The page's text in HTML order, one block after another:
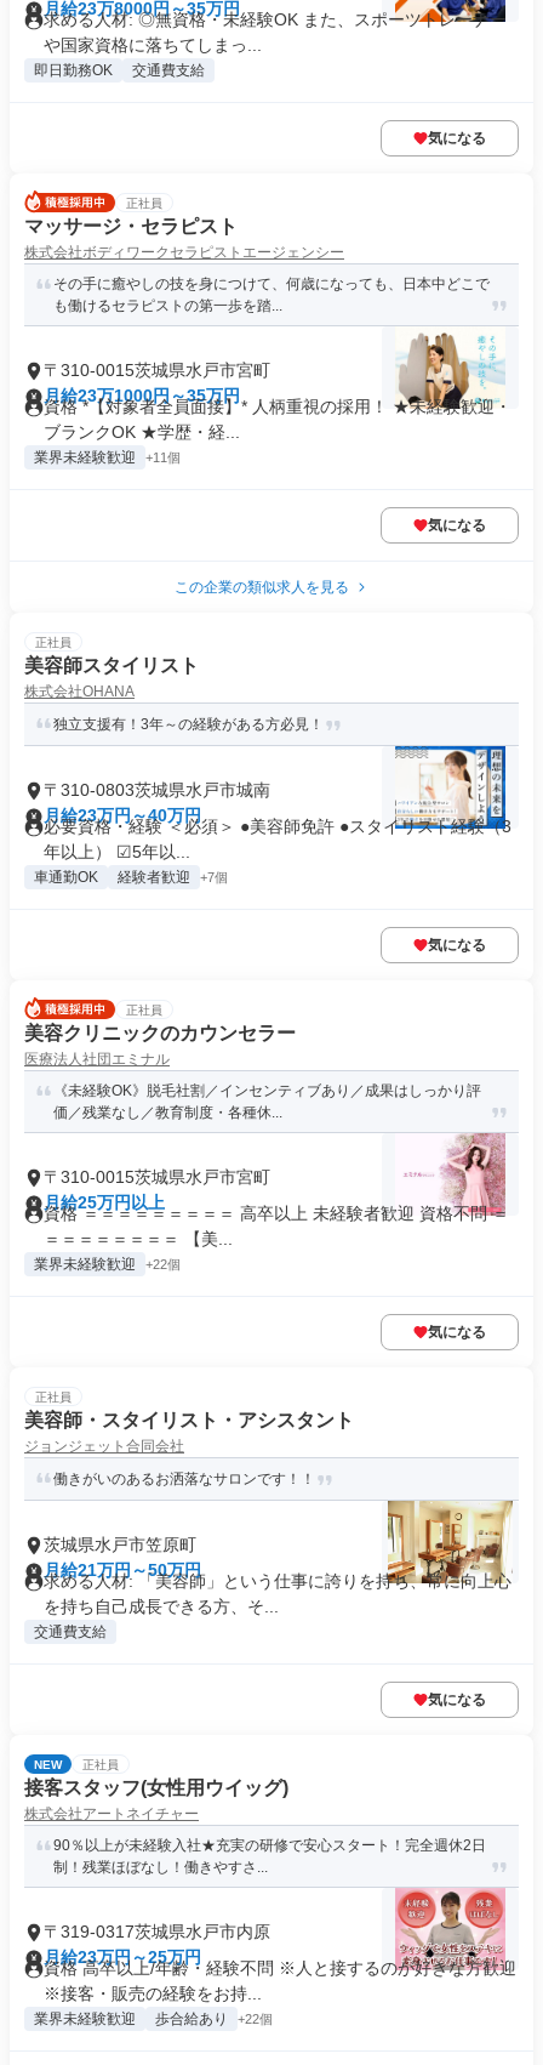
月給23万8000円～35万円
求める人材: ◎無資格・未経験OK また、スポーツトレーナー
や国家資格に落ちてしまっ...
即日勤務OK 交通費支給
気になる
正社員
マッサージ・セラピスト
株式会社ボディワークセラピストエージェンシー
その手に癒やしの技を身につけて、何歳になっても、日本中どこで
も働けるセラピストの第一歩を踏...
〒310-0015茨城県水戸市宮町
月給23万1000円～35万円
資格 *【対象者全員面接】* 人柄重視の採用！ ★未経験歓迎・
ブランクOK ★学歴・経...
業界未経験歓迎 +11個
気になる
この企業の類似求人を見る
正社員
美容師スタイリスト
株式会社OHANA
独立支援有！3年～の経験がある方必見！
〒310-0803茨城県水戸市城南
月給23万円～40万円
必要資格・経験 ＜必須＞ ●美容師免許 ●スタイリスト経験（3
年以上） ☑5年以...
車通勤OK 経験者歓迎 +7個
気になる
正社員
美容クリニックのカウンセラー
医療法人社団エミナル
《未経験OK》脱毛社割／インセンティブあり／成果はしっかり評
価／残業なし／教育制度・各種休...
〒310-0015茨城県水戸市宮町
月給25万円以上
資格 ＝＝＝＝＝＝＝＝＝ 高卒以上 未経験者歓迎 資格不問 ＝
＝＝＝＝＝＝＝＝ 【美...
業界未経験歓迎 +22個
気になる
正社員
美容師・スタイリスト・アシスタント
ジョンジェット合同会社
働きがいのあるお洒落なサロンです！！
茨城県水戸市笠原町
月給21万円～50万円
求める人材: 「美容師」という仕事に誇りを持ち、常に向上心
を持ち自己成長できる方、そ...
交通費支給
気になる
NEW 正社員
接客スタッフ(女性用ウイッグ)
株式会社アートネイチャー
90％以上が未経験入社★充実の研修で安心スタート！完全週休2日
制！残業ほぼなし！働きやすさ...
〒319-0317茨城県水戸市内原
月給23万円～25万円
資格 高卒以上/年齢・経験不問 ※人と接するのが好きな方歓迎
※接客・販売の経験をお持...
業界未経験歓迎 歩合給あり +22個